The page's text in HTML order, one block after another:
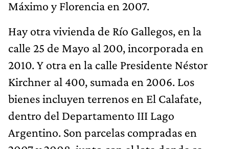
Máximo y Florencia en 2007.
Hay otra vivienda de Río Gallegos, en la
calle 25 de Mayo al 200, incorporada en
2010. Y otra en la calle Presidente Néstor
Kirchner al 400, sumada en 2006. Los
bienes incluyen terrenos en El Calafate,
dentro del Departamento III Lago
Argentino. Son parcelas compradas en